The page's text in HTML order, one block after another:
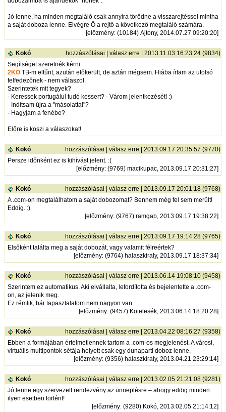
Jó lenne, ha minden megtaláló csak annyira törődne a visszarejtéssel mintha
a saját doboza lenne. Elvégre Ő a rejtő a következő megtaláló számára.
[előzmény: (10184) Ajtony, 2014.07.27 09:20:20]
Kokó hozzászólásai |válasz erre | 2013.11.03 16:23:24 (9834)
Segítséget szeretnék kérni.
2KO TB-m eltűnt, azután előkerült, de aztán mégsem. Hiába írtam az utolsó
felfedezőnek - nem válaszol.
Szerintetek mit tegyek?
- Keressek portugálul tudó kessert? - Várom jelentkezését! :)
- Indítsam újra a "másolattal"?
- Hagyjam a fenébe?
Előre is köszi a válaszokat!
Kokó hozzászólásai |válasz erre | 2013.09.17 20:35:57 (9770)
Persze időnként ez is kihívást jelent. :(
[előzmény: (9769) macikupac, 2013.09.17 20:31:27]
Kokó hozzászólásai |válasz erre | 2013.09.17 20:01:18 (9768)
A .com-on megtalálhatom a saját dobozomat? Bennem még fel sem merült!
Eddig. :)
[előzmény: (9767) ramgab, 2013.09.17 19:38:22]
Kokó hozzászólásai |válasz erre | 2013.09.17 19:14:28 (9765)
Elsőként találta meg a saját dobozát, vagy valamit félreértek?
[előzmény: (9764) halaszkiraly, 2013.09.17 18:37:34]
Kokó hozzászólásai |válasz erre | 2013.06.14 19:08:10 (9458)
Szerintem ez automatikus. Aki elvállalta, lefordította és bejelentette a .com-
on, az jelenik meg.
Ez rémlik, bár tapasztalatom nem nagyon van.
[előzmény: (9457) Kötelesék, 2013.06.14 18:20:28]
Kokó hozzászólásai |válasz erre | 2013.04.22 08:16:27 (9358)
Ebben a formájában értelmetlennek tartom a .com-os megjelenést. A városi,
virtuális multipontok sétája helyett csak egy dunaparti doboz lenne.
[előzmény: (9356) halaszkiraly, 2013.04.21 23:29:14]
Kokó hozzászólásai |válasz erre | 2013.02.05 21:21:08 (9281)
Jó lenne egy szervezett rendezvény az ünneplésre – ahogy eddig minden
ilyen esetben történt!
[előzmény: (9280) Kokó, 2013.02.05 21:14:12]